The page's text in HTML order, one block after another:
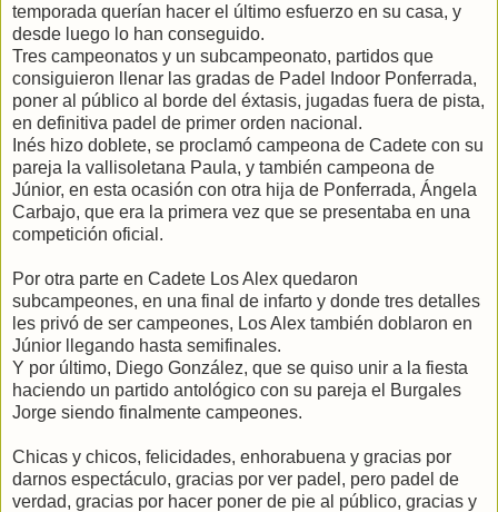
temporada querían hacer el último esfuerzo en su casa, y
desde luego lo han conseguido.
Tres campeonatos y un subcampeonato, partidos que
consiguieron llenar las gradas de Padel Indoor Ponferrada,
poner al público al borde del éxtasis, jugadas fuera de pista,
en definitiva padel de primer orden nacional.
Inés hizo doblete, se proclamó campeona de Cadete con su
pareja la vallisoletana Paula, y también campeona de
Júnior, en esta ocasión con otra hija de Ponferrada, Ángela
Carbajo, que era la primera vez que se presentaba en una
competición oficial.
Por otra parte en Cadete Los Alex quedaron
subcampeones, en una final de infarto y donde tres detalles
les privó de ser campeones, Los Alex también doblaron en
Júnior llegando hasta semifinales.
Y por último, Diego González, que se quiso unir a la fiesta
haciendo un partido antológico con su pareja el Burgales
Jorge siendo finalmente campeones.
Chicas y chicos, felicidades, enhorabuena y gracias por
darnos espectáculo, gracias por ver padel, pero padel de
verdad, gracias por hacer poner de pie al público, gracias y